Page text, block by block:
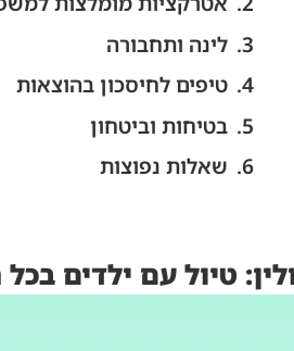
לינה ותחבורה
טיפים לחיסכון בהוצאות
בטיחות וביטחון
שאלות נפוצות